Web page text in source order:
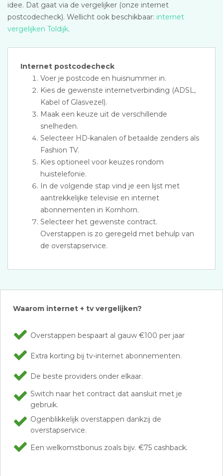
idee. Dat gaat via de vergelijker (onze internet
postcodecheck). Wellicht ook beschikbaar: internet
vergelijken Toldijk.
Internet postcodecheck
Voer je postcode en huisnummer in.
Kies de gewenste internetverbinding (ADSL,
Kabel of Glasvezel).
Maak een keuze uit de verschillende
snelheden.
Selecteer HD-kanalen of betaalde zenders als
Fashion TV.
Kies optioneel voor keuzes rondom
huistelefonie.
In de volgende stap vind je een lijst met
aantrekkelijke televisie en internet
abonnementen in Kornhorn.
Selecteer het gewenste contract.
Overstappen is zo geregeld met behulp van
de overstapservice.
Waarom internet + tv vergelijken?
Overstappen bespaart al gauw €100 per jaar
Extra korting bij tv-internet abonnementen.
De beste providers onder elkaar.
Switch naar het contract dat aansluit met je
gebruik.
Ogenblikkelijk overstappen dankzij de
overstapservice.
Een welkomstbonus zoals bijv. €75 cashback.